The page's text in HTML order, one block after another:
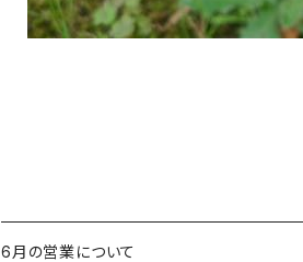
6月の営業について